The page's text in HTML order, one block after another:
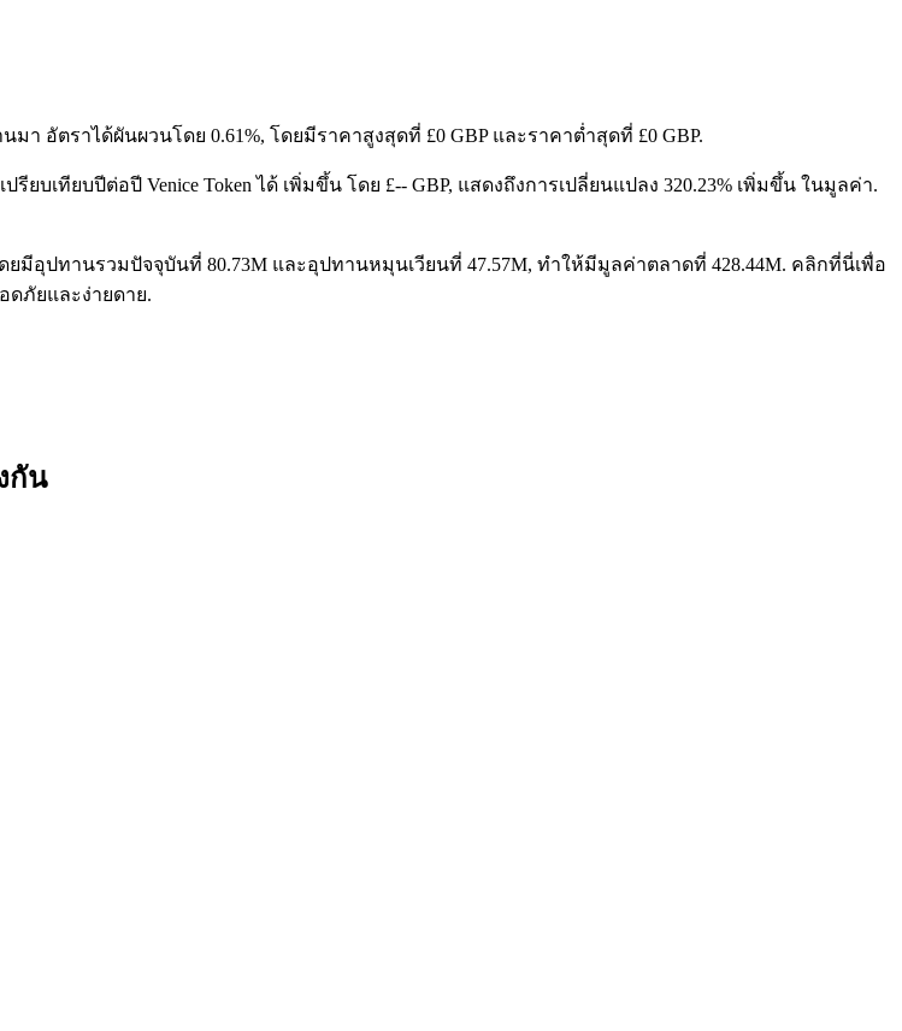
มา อัตราได้ผันผวนโดย 0.61%, โดยมีราคาสูงสุดที่ £0 GBP และราคาต่ำสุดที่ £0 GBP.
ปรียบเทียบปีต่อปี Venice Token ได้ เพิ่มขึ้น โดย £-- GBP, แสดงถึงการเปลี่ยนแปลง 320.23% เพิ่มขึ้น ในมูลค่า.
มีอุปทานรวมปัจจุบันที่ 80.73M และอุปทานหมุนเวียนที่ 47.57M, ทำให้มีมูลค่าตลาดที่ 428.44M. คลิกที่นี่เพื่อ
ดภัยและง่ายดาย.
กัน